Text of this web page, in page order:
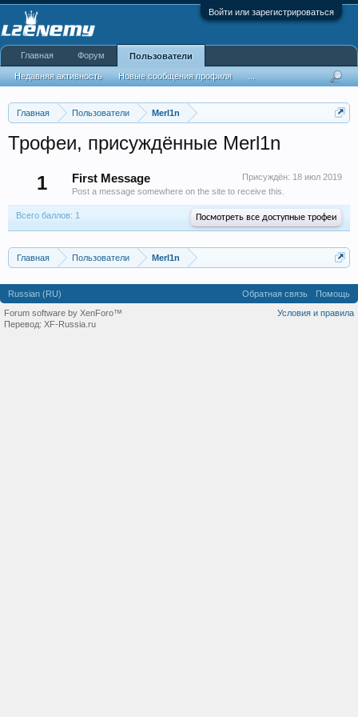
Войти или зарегистрироваться
Главная Пользователи Merl1n
Трофеи, присуждённые Merl1n
1
Присуждён: 18 июл 2019
First Message
Post a message somewhere on the site to receive this.
Всего баллов: 1 Посмотреть все доступные трофеи
Главная Пользователи Merl1n
Главная Форум Пользователи
Недавняя активность Новые сообщения профиля
Russian (RU) Обратная связь
Помощь
Условия и правила
Forum software by XenForo™
Перевод: XF-Russia.ru